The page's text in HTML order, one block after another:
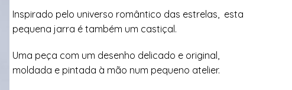
Inspirado pelo universo romântico das estrelas, esta
pequena jarra é também um castiçal.
Uma peça com um desenho delicado e original,
moldada e pintada à mão num pequeno atelier.